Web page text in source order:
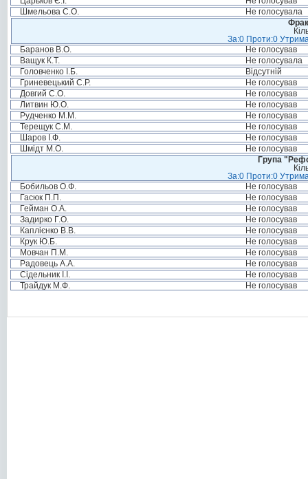
Шмельова С.О.
Не голосувала
За:0 Проти:0
Баранов В.О.
Не голосував
Ващук К.Т.
Не голосувала
Головченко І.Б.
Відсутній
Гриневецький С.Р.
Не голосував
Довгий С.О.
Не голосував
Литвин Ю.О.
Не голосував
Рудченко М.М.
Не голосував
Терещук С.М.
Не голосував
Шаров І.Ф.
Не голосував
Шмідт М.О.
Не голосував
Група
За:0 Проти:0
Бобильов О.Ф.
Не голосував
Гасюк П.П.
Не голосував
Гейман О.А.
Не голосував
Задирко Г.О.
Не голосував
Каплієнко В.В.
Не голосував
Крук Ю.Б.
Не голосував
Мовчан П.М.
Не голосував
Радовець А.А.
Не голосував
Сідельник І.І.
Не голосував
Трайдук М.Ф.
Не голосував